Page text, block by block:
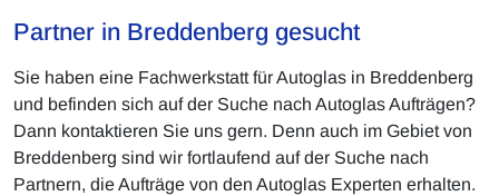
Partner in Breddenberg gesucht
Sie haben eine Fachwerkstatt für Autoglas in Breddenberg
und befinden sich auf der Suche nach Autoglas Aufträgen?
Dann kontaktieren Sie uns gern. Denn auch im Gebiet von
Breddenberg sind wir fortlaufend auf der Suche nach
Partnern, die Aufträge von den Autoglas Experten erhalten.